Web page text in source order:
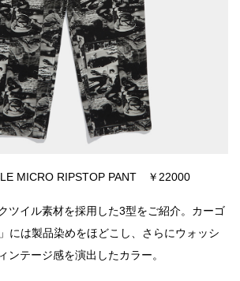
MICRO RIPSTOP PANT ￥22000
ツイル素材を採用した3型をご紹介。カーゴ
には製品染めをほどこし、さらにウォッシ
ンテージ感を演出したカラー。